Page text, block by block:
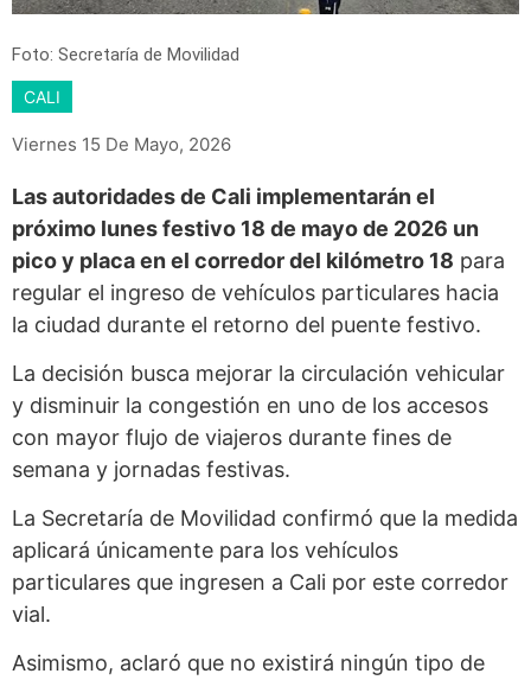
Foto: Secretaría de Movilidad
CALI
Viernes 15 De Mayo, 2026
Las autoridades de Cali implementarán el
próximo lunes festivo 18 de mayo de 2026 un
pico y placa en el corredor del kilómetro 18 para
regular el ingreso de vehículos particulares hacia
la ciudad durante el retorno del puente festivo.
La decisión busca mejorar la circulación vehicular
y disminuir la congestión en uno de los accesos
con mayor flujo de viajeros durante fines de
semana y jornadas festivas.
La Secretaría de Movilidad confirmó que la medida
aplicará únicamente para los vehículos
particulares que ingresen a Cali por este corredor
vial.
Asimismo, aclaró que no existirá ningún tipo de